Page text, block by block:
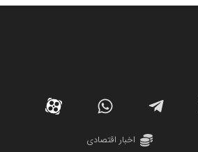
اخبار اقتصادی